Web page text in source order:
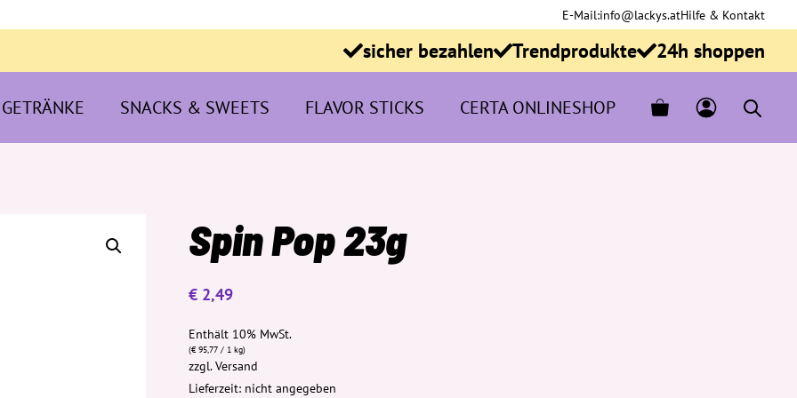
E-Mail:info@lackys.atHilfe & Kontakt
sicher bezahlen Trendprodukte 24h shoppen
GETRÄNKE SNACKS & SWEETS FLAVOR STICKS CERTA ONLINESHOP
Spin Pop 23g
€ 2,49
Enthält 10% MwSt.
(€95,77 / 1 kg)
zzgl.Versand
Lieferzeit: nicht angegeben